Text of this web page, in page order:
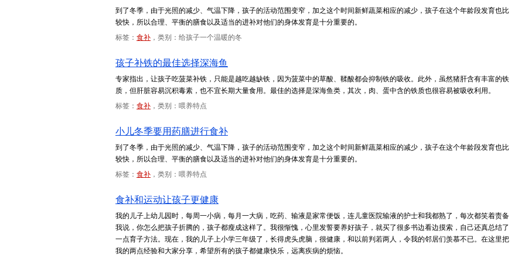
到了冬季，由于光照的减少、气温下降，孩子的活动范围变窄，加之这个时间新鲜蔬菜相应的减少，孩子在这个年龄段发育也比
较快，所以合理、平衡的膳食以及适当的进补对他们的身体发育是十分重要的。
标签： 食补 ，类别：给孩子一个温暖的冬
孩子补铁的最佳选择深海鱼
专家指出，让孩子吃菠菜补铁，只能是越吃越缺铁，因为菠菜中的草酸、鞣酸都会抑制铁的吸收。此外，虽然猪肝含有丰富的铁
质，但肝脏容易沉积毒素，也不宜长期大量食用。最佳的选择是深海鱼类，其次，肉、蛋中含的铁质也很容易被吸收利用。
标签： 食补 ，类别：喂养特点
小儿冬季要用药膳进行食补
到了冬季，由于光照的减少、气温下降，孩子的活动范围变窄，加之这个时间新鲜蔬菜相应的减少，孩子在这个年龄段发育也比
较快，所以合理、平衡的膳食以及适当的进补对他们的身体发育是十分重要的。
标签： 食补 ，类别：喂养特点
食补和运动让孩子更健康
我的儿子上幼儿园时，每周一小病，每月一大病，吃药、输液是家常便饭，连儿童医院输液的护士和我都熟了，每次都笑着责备
我说，你怎么把孩子折腾的，孩子都瘦成这样了。我很惭愧，心里发誓要养好孩子，就买了很多书边看边摸索，自己还真总结了
一点育子方法。现在，我的儿子上小学三年级了，长得虎头虎脑，很健康，和以前判若两人，令我的邻居们羡慕不已。在这里把
我的两点经验和大家分享，希望所有的孩子都健康快乐，远离疾病的烦恼。